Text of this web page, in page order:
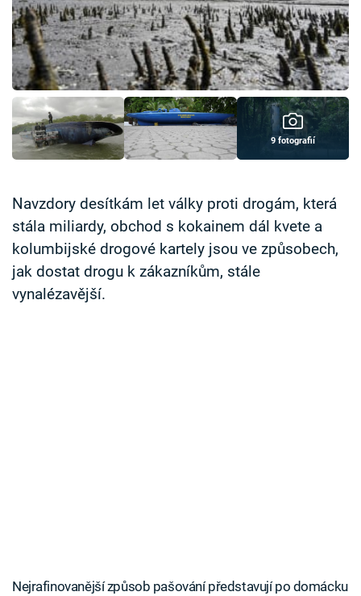
Časopis
Sledujte prima+
Přihlášení
9 fotografií
Navzdory desítkám let války proti drogám, která
stála miliardy, obchod s kokainem dál kvete a
kolumbijské drogové kartely jsou ve způsobech,
jak dostat drogu k zákazníkům, stále
vynalézavější.
Nejrafinovanější způsob pašování představují po domácku